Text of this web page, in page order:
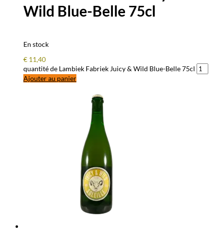
Wild Blue-Belle 75cl
En stock
€ 11,40
quantité de Lambiek Fabriek Juicy & Wild Blue-Belle 75cl
Ajouter au panier